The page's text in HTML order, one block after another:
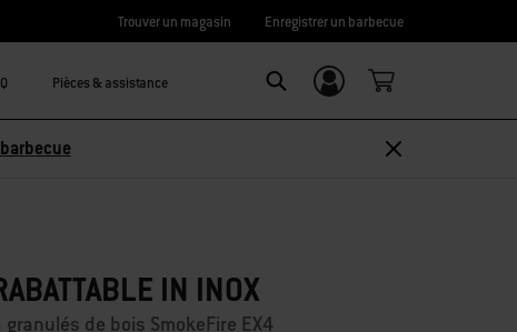
Trouver un magasin Enregistrer un barbecue
Pièces & assistance
Se connecter/
S’inscrire
IN INOX
de bois SmokeFire EX4